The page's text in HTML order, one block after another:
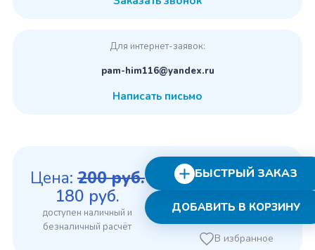
Для интернет-заявок:
pam-him116@yandex.ru
Написать письмо
Цена: 200руб.
Первоначальная
цена
составляла
180 руб. Текущая
цена:
180 руб..
ДОБАВИТЬ В КОРЗИНУ
БЫСТРЫЙ ЗАКАЗ
В избранное